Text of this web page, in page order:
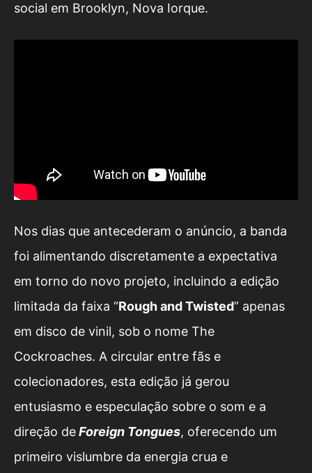
social em Brooklyn, Nova Iorque.
Nos dias que antecederam o anúncio, a banda
foi alimentando discretamente a expectativa
em torno do novo projeto, incluindo a edição
limitada da faixa “Rough and Twisted” apenas
em disco de vinil, sob o nome The
Cockroaches. A circular entre fãs e
colecionadores, esta edição já gerou
entusiasmo e especulação sobre o som e a
direção deForeign Tongues, oferecendo um
primeiro vislumbre da energia crua e